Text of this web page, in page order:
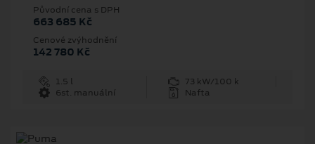
Původní cena s DPH
663 685 Kč
Cenové zvýhodnění
142 780 Kč
1.5 l
73 kW/100 k
6st. manuální
Nafta